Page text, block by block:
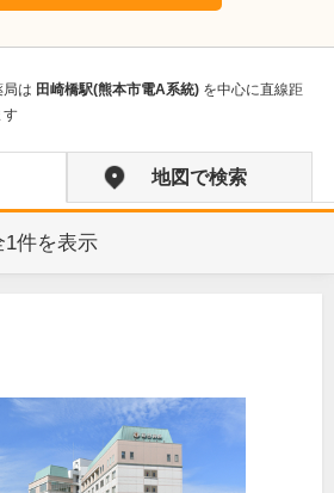
は 田崎橋駅(熊本市電A系統) を中心に直線距
す
地図で検索
1件を表示